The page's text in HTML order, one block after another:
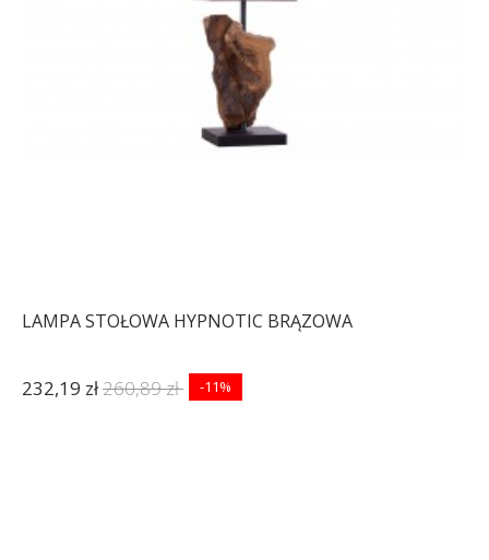
LAMPA STOŁOWA HYPNOTIC BRĄZOWA
232,19 zł260,89 zł -11%